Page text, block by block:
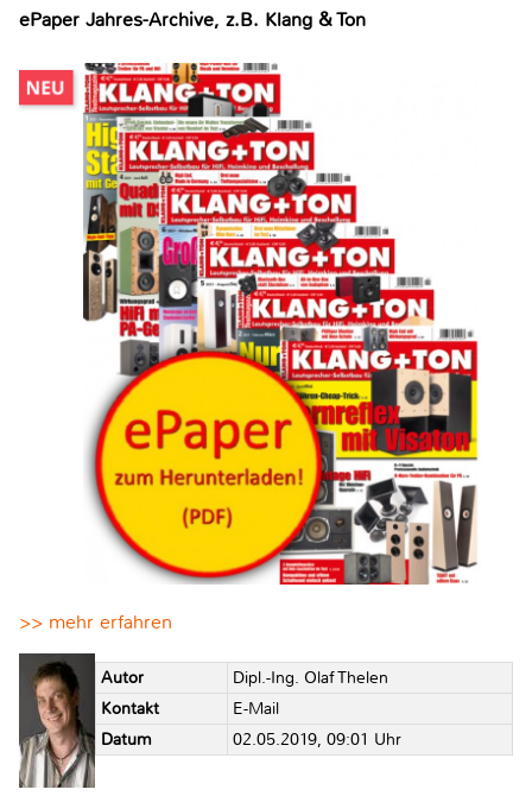
ePaper Jahres-Archive, z.B. Klang & Ton
>> mehr erfahren
Autor
Dipl.-Ing. Olaf Thelen
Kontakt
E-Mail
Datum
02.05.2019, 09:01 Uhr